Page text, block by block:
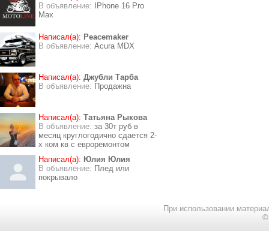
В объявление:
IPhone 16 Pro
Max
Написал(а): Peacemaker
В объявление: Acura MDX
Написал(а): Джубли Тарба
В объявление: Продажна
Написал(а): Татьяна Рыкова
В объявление: за 30т руб в
месяц круглогодично сдается 2-
х ком кв с евроремонтом
Написал(а): Юлия Юлия
В объявление: Плед или
покрывало
При использовании